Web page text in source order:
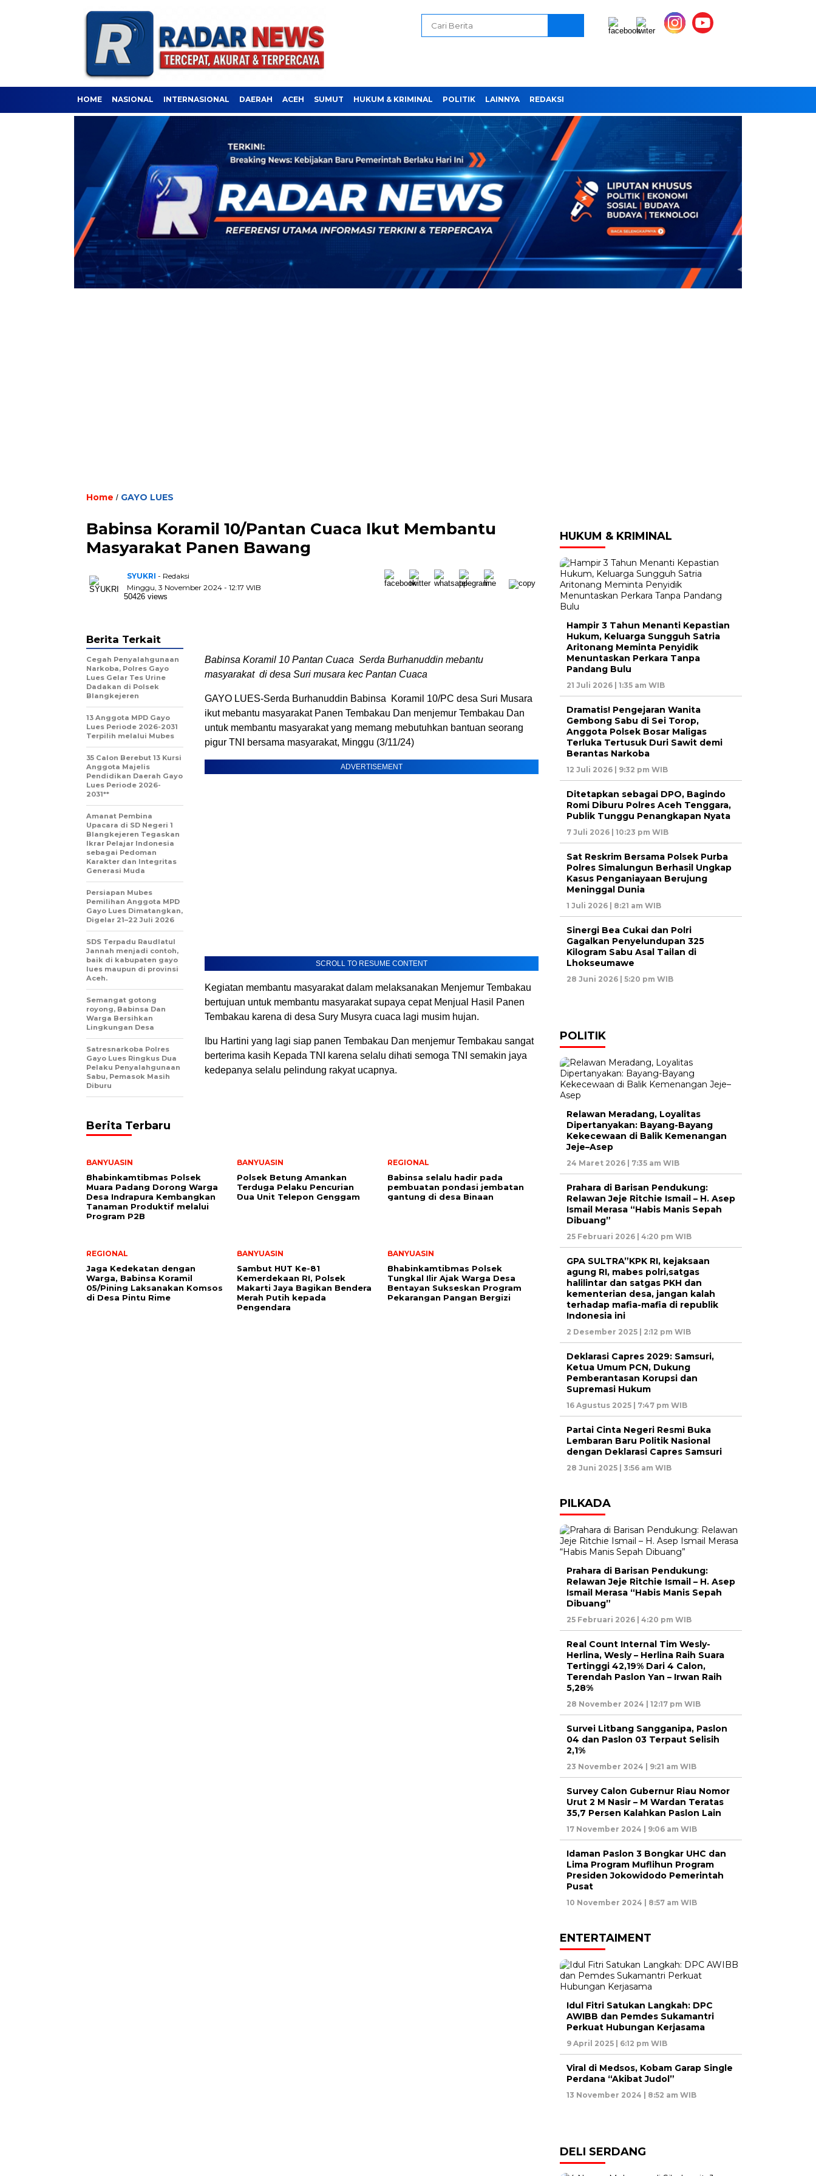
HOME NASIONAL INTERNASIONAL DAERAH ACEH SUMUT HUKUM & KRIMINAL POLITIK LAINNYA REDAKSI
Home / GAYO LUES
Babinsa Koramil 10/Pantan Cuaca Ikut Membantu
Masyarakat Panen Bawang
SYUKRI - Redaksi
Minggu, 3 November 2024 - 12:17 WIB
50426 views
Babinsa Koramil 10 Pantan Cuaca Serda Burhanuddin mebantu
masyarakat di desa Suri musara kec Pantan Cuaca
GAYO LUES-Serda Burhanuddin Babinsa Koramil 10/PC desa Suri Musara
ikut mebantu masyarakat Panen Tembakau Dan menjemur Tembakau Dan
untuk membantu masyarakat yang memang mebutuhkan bantuan seorang
pigur TNI bersama masyarakat, Minggu (3/11/24)
ADVERTISEMENT
SCROLL TO RESUME CONTENT
Kegiatan membantu masyarakat dalam melaksanakan Menjemur Tembakau
bertujuan untuk membantu masyarakat supaya cepat Menjual Hasil Panen
Tembakau karena di desa Sury Musyra cuaca lagi musim hujan.
Ibu Hartini yang lagi siap panen Tembakau Dan menjemur Tembakau sangat
berterima kasih Kepada TNI karena selalu dihati semoga TNI semakin jaya
kedepanya selalu pelindung rakyat ucapnya.
Berita Terkait
Cegah Penyalahgunaan
Narkoba, Polres Gayo
Lues Gelar Tes Urine
Dadakan di Polsek
Blangkejeren
13 Anggota MPD Gayo
Lues Periode 2026-2031
Terpilih melalui Mubes
35 Calon Berebut 13 Kursi
Anggota Majelis
Pendidikan Daerah Gayo
Lues Periode 2026-
2031**
Amanat Pembina
Upacara di SD Negeri 1
Blangkejeren Tegaskan
Ikrar Pelajar Indonesia
sebagai Pedoman
Karakter dan Integritas
Generasi Muda
Persiapan Mubes
Pemilihan Anggota MPD
Gayo Lues Dimatangkan,
Digelar 21–22 Juli 2026
SDS Terpadu Raudlatul
Jannah menjadi contoh,
baik di kabupaten gayo
lues maupun di provinsi
Aceh.
Semangat gotong
royong, Babinsa Dan
Warga Bersihkan
Lingkungan Desa
Satresnarkoba Polres
Gayo Lues Ringkus Dua
Pelaku Penyalahgunaan
Sabu, Pemasok Masih
Diburu
Berita Terbaru
BANYUASIN
Bhabinkamtibmas Polsek
Muara Padang Dorong Warga
Desa Indrapura Kembangkan
Tanaman Produktif melalui
Program P2B
BANYUASIN
Polsek Betung Amankan
Terduga Pelaku Pencurian
Dua Unit Telepon Genggam
REGIONAL
Babinsa selalu hadir pada
pembuatan pondasi jembatan
gantung di desa Binaan
REGIONAL
Jaga Kedekatan dengan
Warga, Babinsa Koramil
05/Pining Laksanakan Komsos
di Desa Pintu Rime
BANYUASIN
Sambut HUT Ke-81
Kemerdekaan RI, Polsek
Makarti Jaya Bagikan Bendera
Merah Putih kepada
Pengendara
BANYUASIN
Bhabinkamtibmas Polsek
Tungkal Ilir Ajak Warga Desa
Bentayan Sukseskan Program
Pekarangan Pangan Bergizi
HUKUM & KRIMINAL
Hampir 3 Tahun Menanti Kepastian
Hukum, Keluarga Sungguh Satria
Aritonang Meminta Penyidik
Menuntaskan Perkara Tanpa
Pandang Bulu
21 Juli 2026 | 1:35 am WIB
Dramatis! Pengejaran Wanita
Gembong Sabu di Sei Torop,
Anggota Polsek Bosar Maligas
Terluka Tertusuk Duri Sawit demi
Berantas Narkoba
12 Juli 2026 | 9:32 pm WIB
Ditetapkan sebagai DPO, Bagindo
Romi Diburu Polres Aceh Tenggara,
Publik Tunggu Penangkapan Nyata
7 Juli 2026 | 10:23 pm WIB
Sat Reskrim Bersama Polsek Purba
Polres Simalungun Berhasil Ungkap
Kasus Penganiayaan Berujung
Meninggal Dunia
1 Juli 2026 | 8:21 am WIB
Sinergi Bea Cukai dan Polri
Gagalkan Penyelundupan 325
Kilogram Sabu Asal Tailan di
Lhokseumawe
28 Juni 2026 | 5:20 pm WIB
POLITIK
Relawan Meradang, Loyalitas
Dipertanyakan: Bayang-Bayang
Kekecewaan di Balik Kemenangan
Jeje–Asep
24 Maret 2026 | 7:35 am WIB
Prahara di Barisan Pendukung:
Relawan Jeje Ritchie Ismail – H. Asep
Ismail Merasa “Habis Manis Sepah
Dibuang”
25 Februari 2026 | 4:20 pm WIB
GPA SULTRA”KPK RI, kejaksaan
agung RI, mabes polri,satgas
halilintar dan satgas PKH dan
kementerian desa, jangan kalah
terhadap mafia-mafia di republik
Indonesia ini
2 Desember 2025 | 2:12 pm WIB
Deklarasi Capres 2029: Samsuri,
Ketua Umum PCN, Dukung
Pemberantasan Korupsi dan
Supremasi Hukum
16 Agustus 2025 | 7:47 pm WIB
Partai Cinta Negeri Resmi Buka
Lembaran Baru Politik Nasional
dengan Deklarasi Capres Samsuri
28 Juni 2025 | 3:56 am WIB
PILKADA
Prahara di Barisan Pendukung:
Relawan Jeje Ritchie Ismail – H. Asep
Ismail Merasa “Habis Manis Sepah
Dibuang”
25 Februari 2026 | 4:20 pm WIB
Real Count Internal Tim Wesly-
Herlina, Wesly – Herlina Raih Suara
Tertinggi 42,19% Dari 4 Calon,
Terendah Paslon Yan – Irwan Raih
5,28%
28 November 2024 | 12:17 pm WIB
Survei Litbang Sangganipa, Paslon
04 dan Paslon 03 Terpaut Selisih
2,1%
23 November 2024 | 9:21 am WIB
Survey Calon Gubernur Riau Nomor
Urut 2 M Nasir – M Wardan Teratas
35,7 Persen Kalahkan Paslon Lain
17 November 2024 | 9:06 am WIB
Idaman Paslon 3 Bongkar UHC dan
Lima Program Muflihun Program
Presiden Jokowidodo Pemerintah
Pusat
10 November 2024 | 8:57 am WIB
ENTERTAIMENT
Idul Fitri Satukan Langkah: DPC
AWIBB dan Pemdes Sukamantri
Perkuat Hubungan Kerjasama
9 April 2025 | 6:12 pm WIB
Viral di Medsos, Kobam Garap Single
Perdana “Akibat Judol”
13 November 2024 | 8:52 am WIB
DELI SERDANG